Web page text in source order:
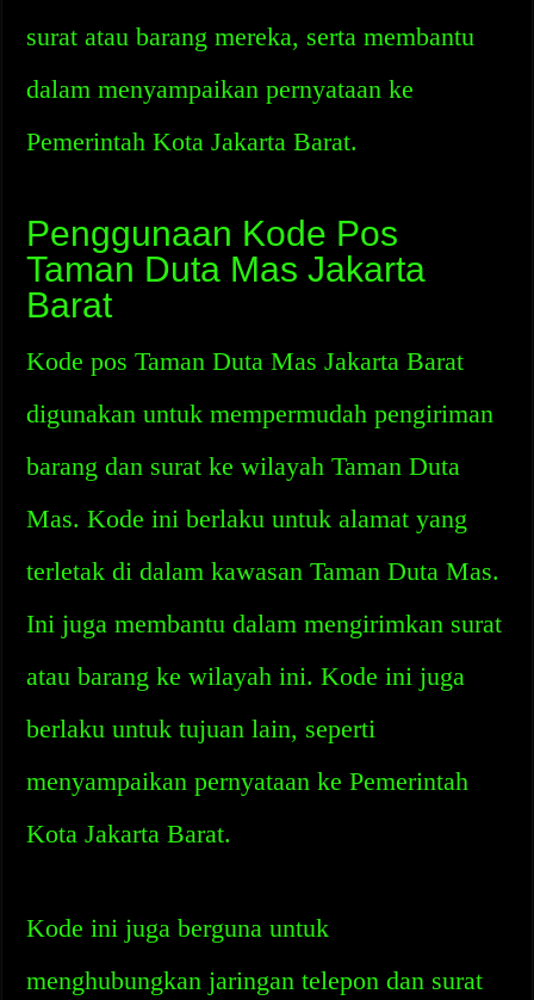
surat atau barang mereka, serta membantu
dalam menyampaikan pernyataan ke
Pemerintah Kota Jakarta Barat.
Penggunaan Kode Pos
Taman Duta Mas Jakarta
Barat
Kode pos Taman Duta Mas Jakarta Barat
digunakan untuk mempermudah pengiriman
barang dan surat ke wilayah Taman Duta
Mas. Kode ini berlaku untuk alamat yang
terletak di dalam kawasan Taman Duta Mas.
Ini juga membantu dalam mengirimkan surat
atau barang ke wilayah ini. Kode ini juga
berlaku untuk tujuan lain, seperti
menyampaikan pernyataan ke Pemerintah
Kota Jakarta Barat.
Kode ini juga berguna untuk
menghubungkan jaringan telepon dan surat